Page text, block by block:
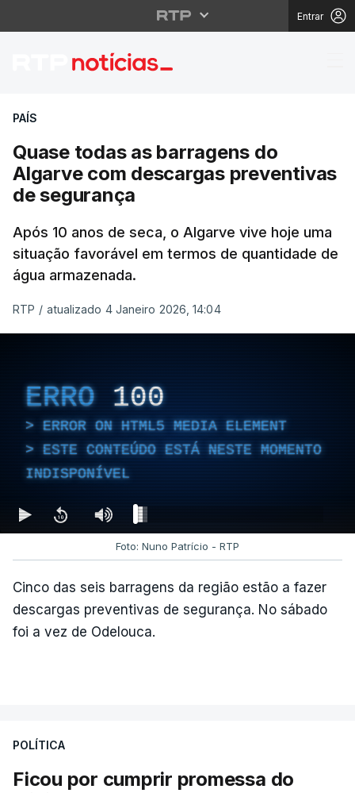
Entrar
Quase todas as
PAÍS
Quase todas as barragens do
Algarve com descargas preventivas
de segurança
Após 10 anos de seca, o Algarve vive hoje uma
situação favorável em termos de quantidade de
água armazenada.
RTP / atualizado 4 Janeiro 2026, 14:04
ERRO 100
ERROR ON HTML5 MEDIA ELEMENT
ESTE CONTEÚDO ESTÁ NESTE MOMENTO
INDISPONÍVEL
Foto: Nuno Patrício - RTP
Cinco das seis barragens da região estão a fazer
descargas preventivas de segurança. No sábado
foi a vez de Odelouca.
POLÍTICA
Ficou por cumprir promessa do